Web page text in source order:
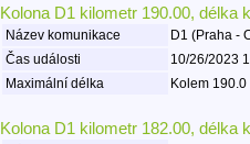
Kolona D1 kilometr 190.00, délka
Název komunikace
D1 (Praha -
Čas události
10/26/2023
Maximální délka
Kolem
Kolona D1 kilometr 182.00, délka